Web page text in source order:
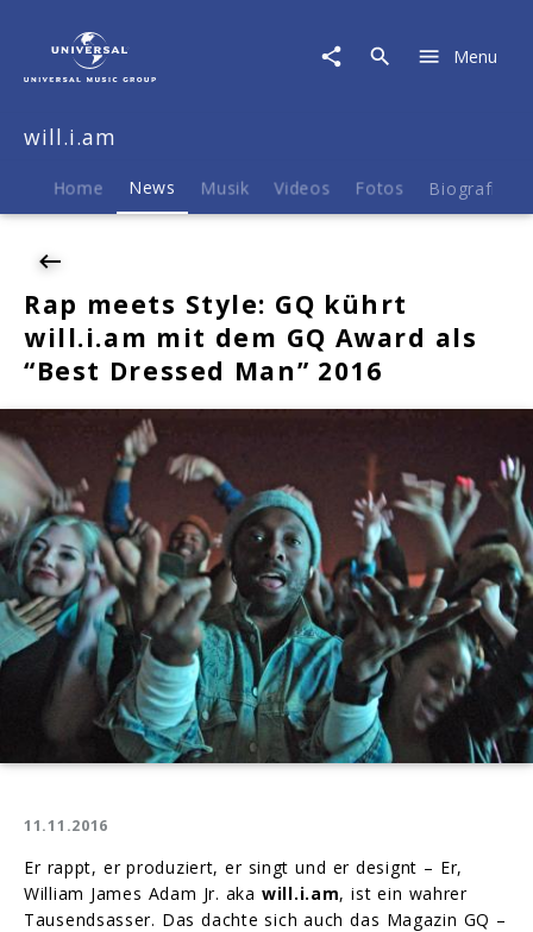
meets
kührt
GQ
Award
als
"Best
Dressed
Man"
2016
Menu
will.i.am
Home News Musik Videos Fotos Biografie
Rap meets Style: GQ kührt
will.i.am mit dem GQ Award als
“Best Dressed Man” 2016
11.11.2016
Er rappt, er produziert, er singt und er designt – Er,
William James Adam Jr. aka will.i.am, ist ein wahrer
Tausendsasser. Das dachte sich auch das Magazin GQ –